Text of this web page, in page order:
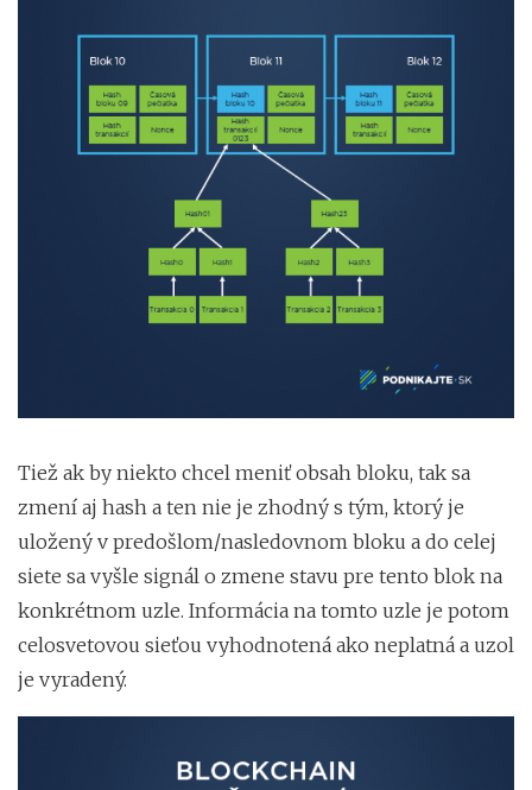
Tiež ak by niekto chcel meniť obsah bloku, tak sa
zmení aj hash a ten nie je zhodný s tým, ktorý je
uložený v predošlom/nasledovnom bloku a do celej
siete sa vyšle signál o zmene stavu pre tento blok na
konkrétnom uzle. Informácia na tomto uzle je potom
celosvetovou sieťou vyhodnotená ako neplatná a uzol
je vyradený.